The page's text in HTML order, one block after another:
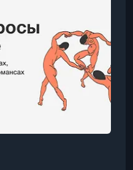
эффективнее
ситуации, избегать